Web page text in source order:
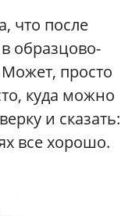
что после
образцово-
просто
куда можно
и сказать:
все хорошо.